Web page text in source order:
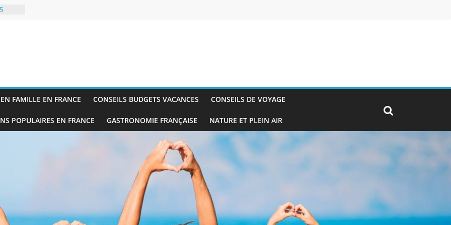
FAMILLE EN FRANCE CONSEILS BUDGETS VACANCES CONSEILS DE VOYAGE
POPULAIRES EN FRANCE GASTRONOMIE FRANÇAISE NATURE ET PLEIN AIR